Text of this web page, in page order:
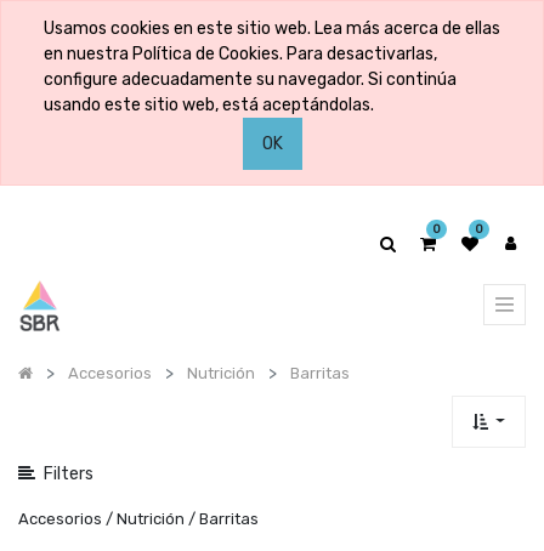
Usamos cookies en este sitio web. Lea más acerca de ellas
en nuestra Política de Cookies. Para desactivarlas,
configure adecuadamente su navegador. Si continúa
usando este sitio web, está aceptándolas.
OK
0 0
Accesorios Nutrición Barritas
Filters
Mostrar
categorías
Accesorios / Nutrición / Barritas